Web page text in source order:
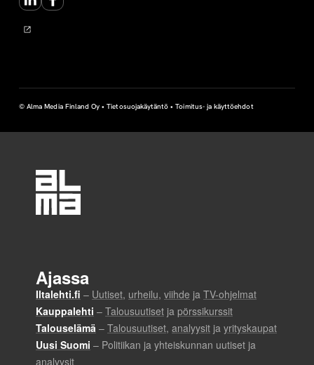
© Alma Media Finland Oy •Tietosuojakäytäntö •Toimitus- ja käyttöehdot